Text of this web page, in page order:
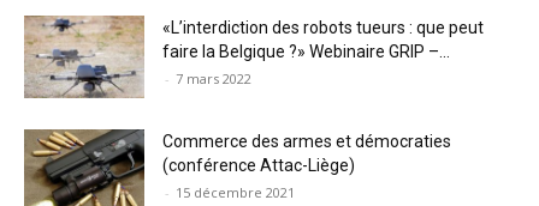
«L’interdiction des robots tueurs : que peut
faire la Belgique ?» Webinaire GRIP –...
- 7 mars 2022
Commerce des armes et démocraties
(conférence Attac-Liège)
- 15 décembre 2021